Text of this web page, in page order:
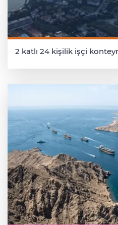
2 katlı 24 kişilik işçi